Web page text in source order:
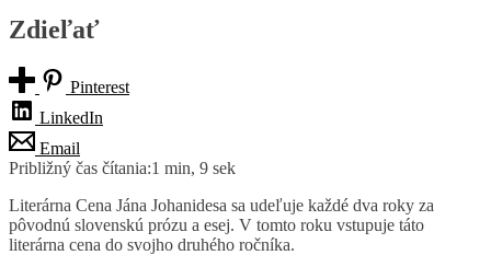
Zdieľať
Pinterest
LinkedIn
Email
Približný čas čítania:1 min, 9 sek
Literárna Cena Jána Johanidesa sa udeľuje každé dva roky za
pôvodnú slovenskú prózu a esej. V tomto roku vstupuje táto
literárna cena do svojho druhého ročníka.